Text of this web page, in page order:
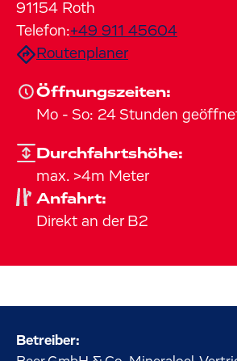
91154 Roth
Telefon:+49 911 45604
Routenplaner
Öffnungszeiten:
Mo - So: 24 Stunden
Durchfahrtshöhe:
max. >4m Meter
Anfahrt:
Direkt an der B2
Betreiber: